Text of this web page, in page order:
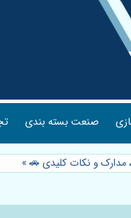
صنعت بسته بندی
مدارک و نکات کلیدی 🚗»